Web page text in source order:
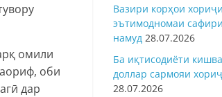
омили
оби
дар
Вазири корҳои
эътимодномаи
намуд 28.07.2026
Ба иқтисодиёти
доллар сармояи
28.07.2026